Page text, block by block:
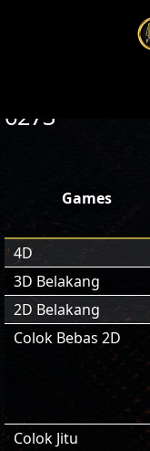
6273
Games
4D
3D Belakang
2D Belakang
Colok Bebas 2D
Colok Jitu